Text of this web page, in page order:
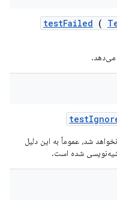
testFailed (
می‌دهد.
test
شد، عموماً به این دلیل